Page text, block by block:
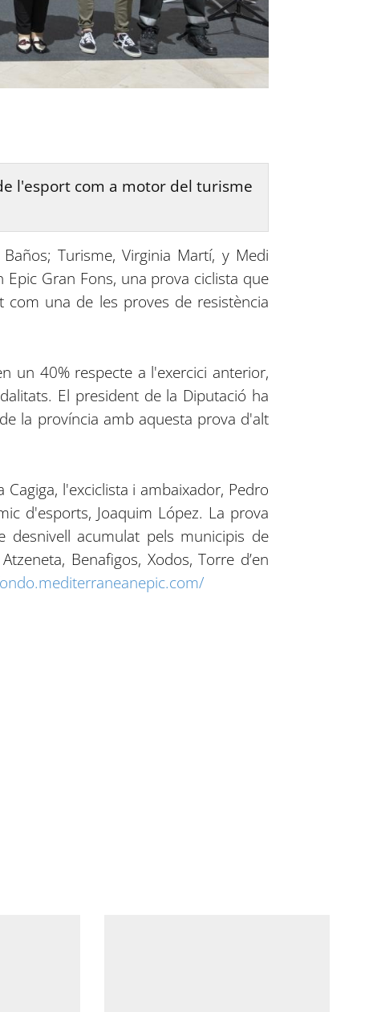
l'esport com a motor del turisme
Turisme, Virginia Martí, y Medi
Gran Fons, una prova ciclista que
una de les proves de resistència
un 40% respecte a l'exercici anterior,
El president de la Diputació ha
la província amb aquesta prova d'alt
l'exciclista i ambaixador, Pedro
d'esports, Joaquim López. La prova
acumulat pels municipis de
Benafigos, Xodos, Torre d’en